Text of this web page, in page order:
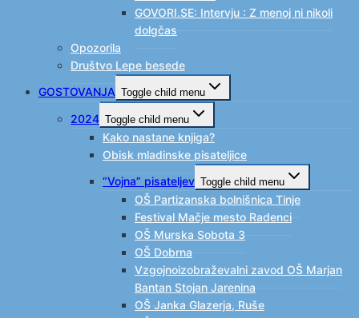
GOVORI.SE: Intervju : Z menoj ni nikoli
dolgčas
Opozorila
Društvo Lepe besede
GOSTOVANJA Toggle child menu
2024 Toggle child menu
Kako nastane knjiga?
Obisk mladinske pisateljice
“Vojna” pisateljev Toggle child menu
OŠ Partizanska bolnišnica Tinje
Festival Mačje mesto Radenci
OŠ Murska Sobota 3
OŠ Dobrna
Vzgojnoizobraževalni zavod OŠ Marjan
Bantan Stojan Jarenina
OŠ Janka Glazerja, Ruše